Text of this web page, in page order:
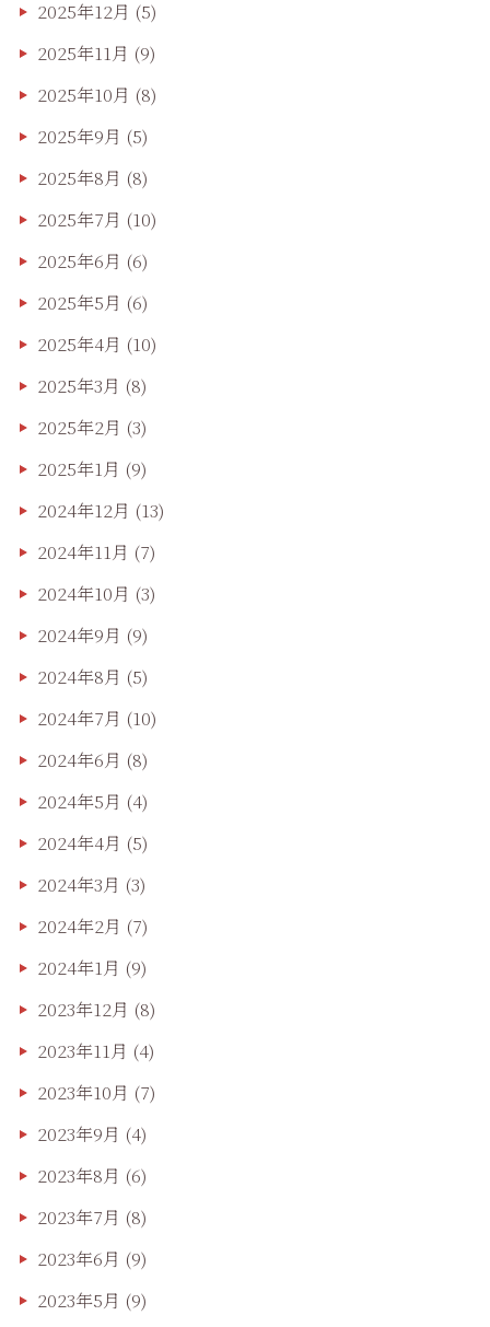
2025年12月 (5)
2025年11月 (9)
2025年10月 (8)
2025年9月 (5)
2025年8月 (8)
2025年7月 (10)
2025年6月 (6)
2025年5月 (6)
2025年4月 (10)
2025年3月 (8)
2025年2月 (3)
2025年1月 (9)
2024年12月 (13)
2024年11月 (7)
2024年10月 (3)
2024年9月 (9)
2024年8月 (5)
2024年7月 (10)
2024年6月 (8)
2024年5月 (4)
2024年4月 (5)
2024年3月 (3)
2024年2月 (7)
2024年1月 (9)
2023年12月 (8)
2023年11月 (4)
2023年10月 (7)
2023年9月 (4)
2023年8月 (6)
2023年7月 (8)
2023年6月 (9)
2023年5月 (9)